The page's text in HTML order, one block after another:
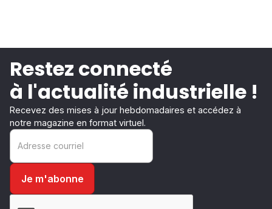
Restez connecté
à l'actualité industrielle !
Recevez des mises à jour hebdomadaires et accédez à
notre magazine en format virtuel.